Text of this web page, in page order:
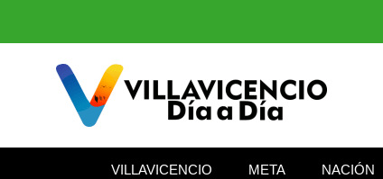
VILLAVICENCIO META NACIÓN